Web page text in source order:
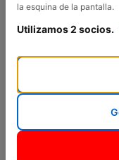
Citroën C4
BUSINESS
Citroën C4
d'Aleació
la esquina de la pantalla.
Utilizamos 2 socios.